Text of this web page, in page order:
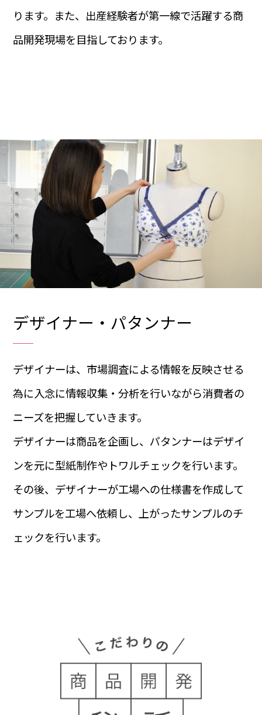
ります。また、出産経験者が第一線で活躍する商
品開発現場を目指しております。
デザイナー・パタンナー
デザイナーは、市場調査による情報を反映させる
為に入念に情報収集・分析を行いながら消費者の
ニーズを把握していきます。
デザイナーは商品を企画し、パタンナーはデザイ
ンを元に型紙制作やトワルチェックを行います。
その後、デザイナーが工場への仕様書を作成して
サンプルを工場へ依頼し、上がったサンプルのチ
ェックを行います。